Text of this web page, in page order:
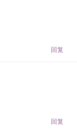
回复
回复